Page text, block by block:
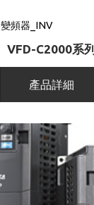
變頻器_INV
VFD-C2000系列
產品詳細